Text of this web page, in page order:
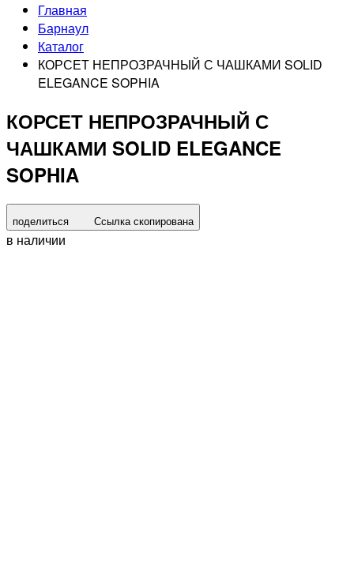
Главная
Барнаул
Каталог
КОРСЕТ НЕПРОЗРАЧНЫЙ С ЧАШКАМИ SOLID
ELEGANCE SOPHIA
КОРСЕТ НЕПРОЗРАЧНЫЙ С
ЧАШКАМИ SOLID ELEGANCE
SOPHIA
поделиться Ссылка скопирована
в наличии